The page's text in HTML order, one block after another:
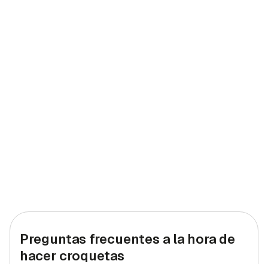
Preguntas frecuentes a la hora de
hacer croquetas